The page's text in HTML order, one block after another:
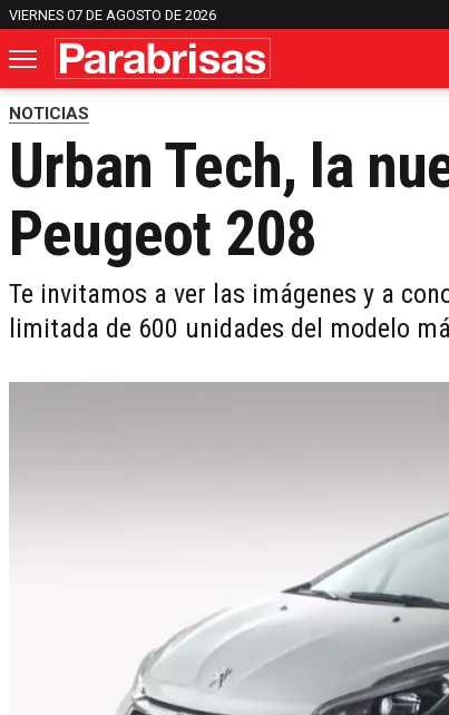
VIERNES 07 DE AGOSTO DE 2026
NOTICIAS
Urban Tech, la
Peugeot 208
Te invitamos a ver las imágenes y a
limitada de 600 unidades del modelo